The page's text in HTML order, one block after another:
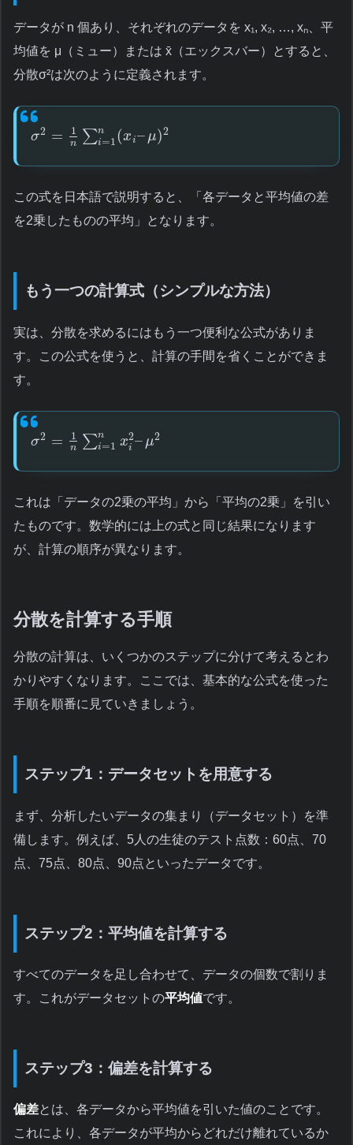
データが n 個あり、それぞれのデータを x₁, x₂, …, xₙ、平
均値を μ（ミュー）または x̄（エックスバー）とすると、
分散σ²は次のように定義されます。
σ2 = 1
n ∑n
i=1(xi– μ)2
この式を日本語で説明すると、「各データと平均値の差
を2乗したものの平均」となります。
もう一つの計算式（シンプルな方法）
実は、分散を求めるにはもう一つ便利な公式がありま
す。この公式を使うと、計算の手間を省くことができま
す。
σ2 = 1
n ∑n
i=1 x2
i – μ2
これは「データの2乗の平均」から「平均の2乗」を引い
たものです。数学的には上の式と同じ結果になります
が、計算の順序が異なります。
分散を計算する手順
分散の計算は、いくつかのステップに分けて考えるとわ
かりやすくなります。ここでは、基本的な公式を使った
手順を順番に見ていきましょう。
ステップ1：データセットを用意する
まず、分析したいデータの集まり（データセット）を準
備します。例えば、5人の生徒のテスト点数：60点、70
点、75点、80点、90点といったデータです。
ステップ2：平均値を計算する
すべてのデータを足し合わせて、データの個数で割りま
す。これがデータセットの平均値です。
ステップ3：偏差を計算する
偏差とは、各データから平均値を引いた値のことです。
これにより、各データが平均からどれだけ離れているか